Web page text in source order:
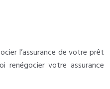
l’assurance de votre prêt
renégocier votre assurance